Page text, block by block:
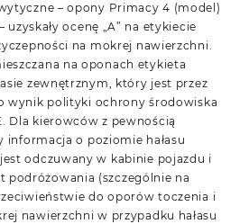
– opony Primacy 4 (model)
uzyskały ocenę „A” na etykiecie
na mokrej nawierzchni.
na oponach etykieta
zewnętrznym, który jest przez
wynik polityki ochrony środowiska
Dla kierowców z pewnością
informacja o poziomie hałasu
odczuwany w kabinie pojazdu i
podróżowania (szczególnie na
do oporów toczenia i
nawierzchni w przypadku hałasu